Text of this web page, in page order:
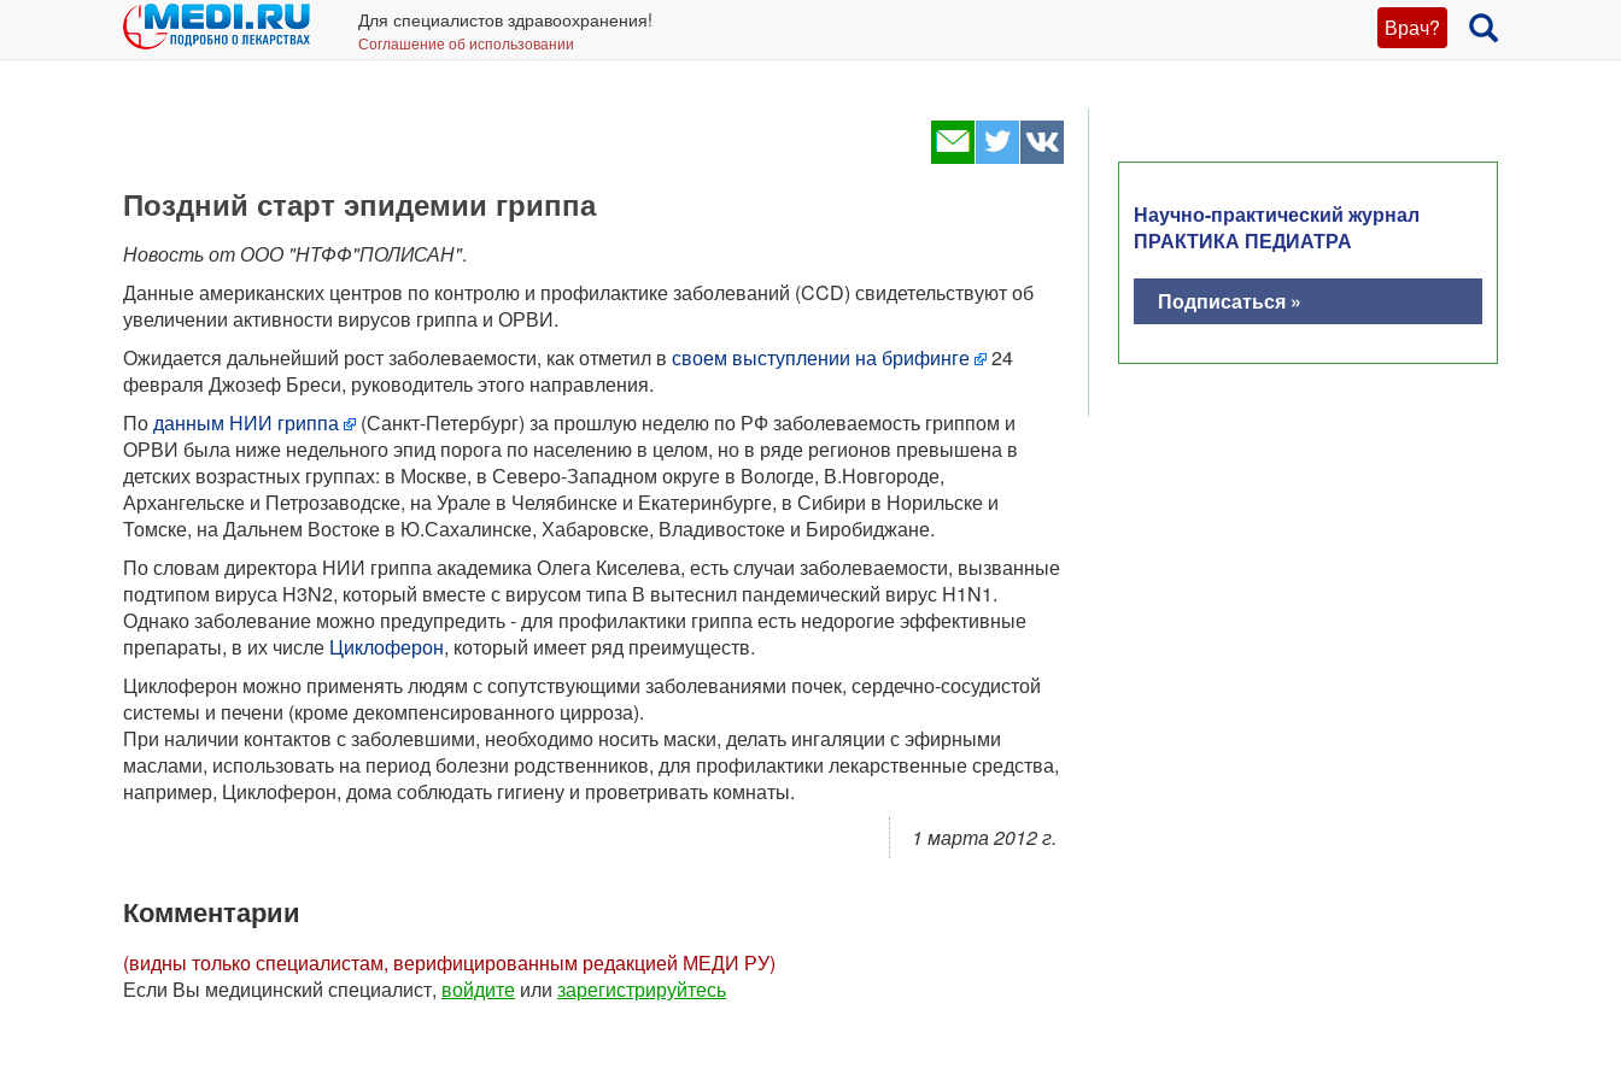
Врач?
Для специалистов здравоохранения!
Соглашение об использовании
Поздний старт эпидемии гриппа
Новость от ООО "НТФФ"ПОЛИСАН".
Данные американских центров по контролю и профилактике заболеваний (CCD) свидетельствуют об
увеличении активности вирусов гриппа и ОРВИ.
Ожидается дальнейший рост заболеваемости, как отметил в своем выступлении на брифинге
24
февраля Джозеф Бреси, руководитель этого направления.
Поданным НИИ гриппа
(Санкт-Петербург) за прошлую неделю по РФ заболеваемость гриппом и
ОРВИ была ниже недельного эпид порога по населению в целом, но в ряде регионов превышена в
детских возрастных группах: в Москве, в Северо-Западном округе в Вологде, В.Новгороде,
Архангельске и Петрозаводске, на Урале в Челябинске и Екатеринбурге, в Сибири в Норильске и
Томске, на Дальнем Востоке в Ю.Сахалинске, Хабаровске, Владивостоке и Биробиджане.
По словам директора НИИ гриппа академика Олега Киселева, есть случаи заболеваемости, вызванные
подтипом вируса H3N2, который вместе с вирусом типа В вытеснил пандемический вирус H1N1.
Однако заболевание можно предупредить - для профилактики гриппа есть недорогие эффективные
препараты, в их числе Циклоферон, который имеет ряд преимуществ.
Циклоферон можно применять людям с сопутствующими заболеваниями почек, сердечно-сосудистой
системы и печени (кроме декомпенсированного цирроза).
При наличии контактов с заболевшими, необходимо носить маски, делать ингаляции с эфирными
маслами, использовать на период болезни родственников, для профилактики лекарственные средства,
например, Циклоферон, дома соблюдать гигиену и проветривать комнаты.
1 марта 2012 г.
Комментарии
(видны только специалистам, верифицированным редакцией МЕДИ РУ)
Если Вы медицинский специалист, войдите или зарегистрируйтесь
Научно-практический журнал
ПРАКТИКА ПЕДИАТРА
Подписаться »